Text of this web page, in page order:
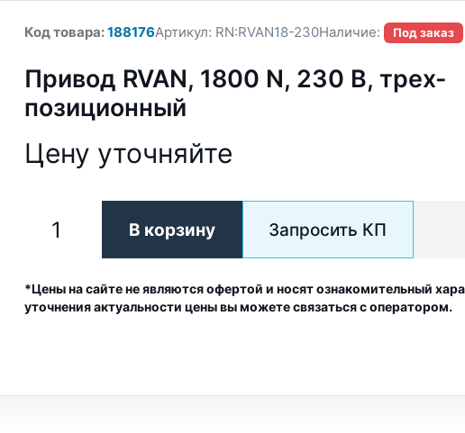
Код товара:188176Артикул: RN:RVAN18-230Наличие: Под заказ
Привод RVAN, 1800 N, 230 В, трех-
позиционный
Цену уточняйте
В корзину Запросить КП
*Цены на сайте не являются офертой и носят ознакомительный
уточнения актуальности цены вы можете связаться с оператором.